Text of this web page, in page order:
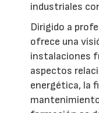
industriales
Dirigido a
ofrece una
instalaciones
aspectos
energética, la